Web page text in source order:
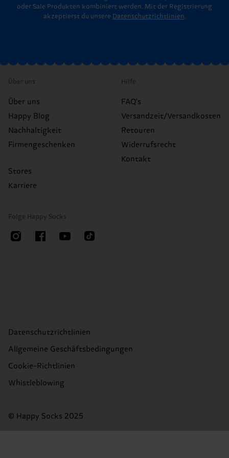
oder Sale Produkten kombiniert werden. Mit der Registrierung
akzeptierst du unsere Datenschutzrichtlinien.
Über uns
Über uns
Happy Blog
Nachhaltigkeit
Firmengeschenken
Stores
Karriere
Hilfe
FAQ's
Versandzeit/Versandkosten
Retouren
Widerrufsrecht
Kontakt
Folge Happy Socks
Datenschutzrichtlinien
Allgemeine Geschäftsbedingungen
Cookie-Richtlinien
Whistleblowing
© Happy Socks 2025